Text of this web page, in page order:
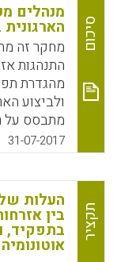
סיכום
מנהלים
מחקר זה
התנהגות
מהגדרת
ולביצוע
על-יסודי
השקעה
שמחוץ
המאמר דן
להמשך
31-07-2017
תקציר
העלות
בין